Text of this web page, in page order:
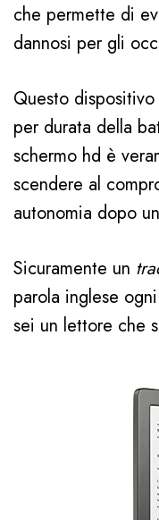
che permette di
dannosi per gli
Questo
per durata della
schermo hd è
scendere al
autonomia dopo
Sicuramente un
parola inglese
sei un lettore che